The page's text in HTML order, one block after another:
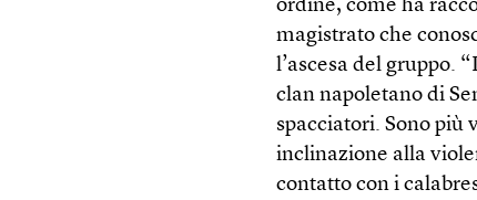
ordine, come ha
magistrato che
l’ascesa del gruppo.
clan napoletano di
spacciatori. Sono più
inclinazione alla
contatto con i